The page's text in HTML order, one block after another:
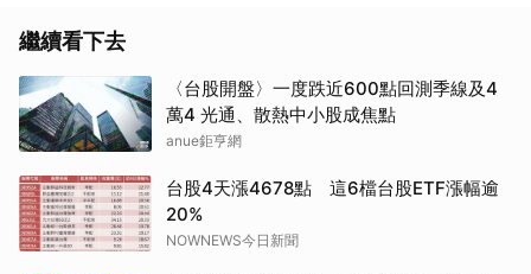
繼續看下去
〈台股開盤〉一度跌近600點回測季線及4
萬4 光通、散熱中小股成焦點
anue鉅亨網
台股4天漲4678點 這6檔台股ETF漲幅逾
20%
NOWNEWS今日新聞